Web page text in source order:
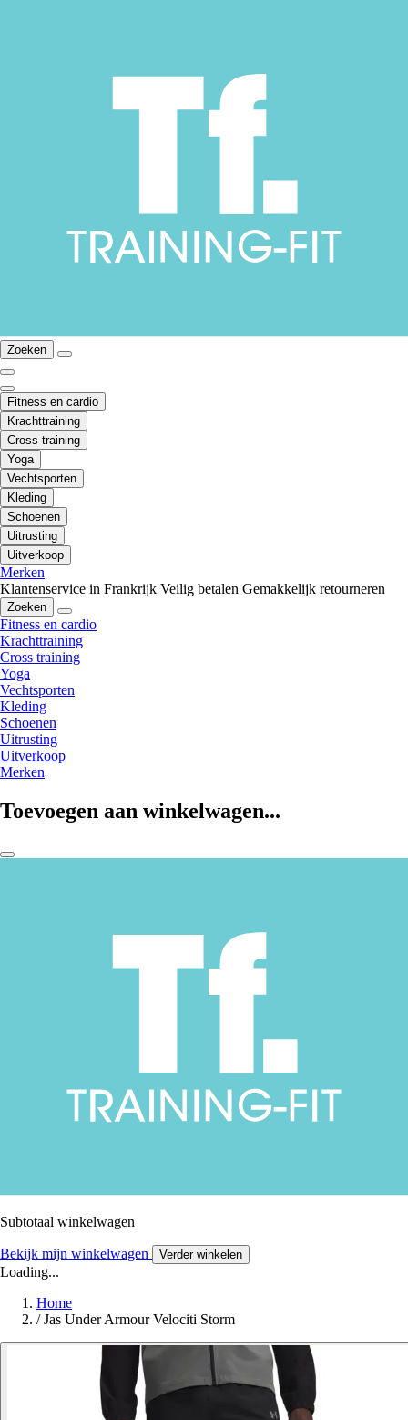
Zoeken
Fitness en cardio
Krachttraining
Cross training
Yoga
Vechtsporten
Kleding
Schoenen
Uitrusting
Uitverkoop
Merken
Klantenservice in Frankrijk Veilig betalen Gemakkelijk retourneren
Zoeken
Fitness en cardio
Krachttraining
Cross training
Yoga
Vechtsporten
Kleding
Schoenen
Uitrusting
Uitverkoop
Merken
Toevoegen aan winkelwagen...
Subtotaal winkelwagen
Bekijk mijn winkelwagen Verder winkelen
Loading...
Home
/ Jas Under Armour Velociti Storm